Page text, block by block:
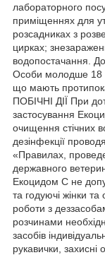
лабораторного
приміщеннях для
розсадниках з
цирках;
водопостачання.
Особи молодше 18
що мають
ПОБІЧНІ ДІЇ При
застосування
очищення стічних
дезінфекції
«Правилах,
державного
Екоцидом С не
та годуючі жінки
роботи з
розчинами
засобів
рукавички,